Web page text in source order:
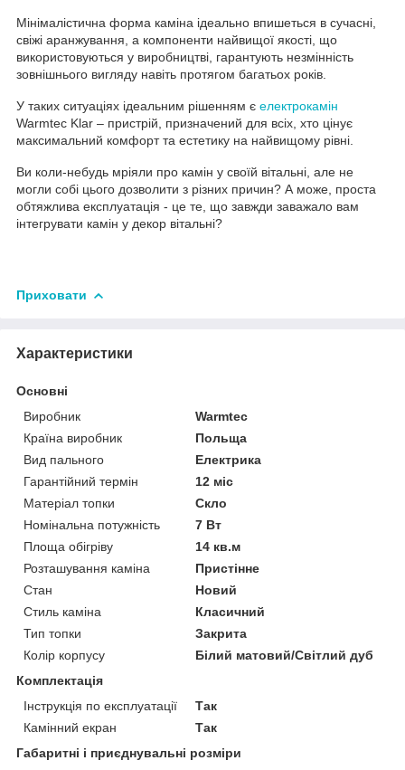
Ви коли-небудь мріяли про камін у своїй вітальні, але не
могли собі цього дозволити з різних причин? А може, проста
обтяжлива експлуатація - це те, що завжди заважало вам
інтегрувати камін у декор вітальні?
У таких ситуаціях ідеальним рішенням є електрокамін
Warmtec Klar – пристрій, призначений для всіх, хто цінує
максимальний комфорт та естетику на найвищому рівні.
Мінімалістична форма каміна ідеально впишеться в сучасні,
свіжі аранжування, а компоненти найвищої якості, що
використовуються у виробництві, гарантують незмінність
зовнішнього вигляду навіть протягом багатьох років.
Приховати
Характеристики
Основні
Виробник
Warmtec
Країна виробник
Польща
Вид пального
Електрика
Гарантійний термін
12 міс
Матеріал топки
Скло
Номінальна потужність
7 Вт
Площа обігріву
14 кв.м
Розташування каміна
Пристінне
Стан
Новий
Стиль каміна
Класичний
Тип топки
Закрита
Колір корпусу
Білий матовий/Світлий дуб
Комплектація
Інструкція по експлуатації
Так
Камінний екран
Так
Габаритні і приєднувальні розміри